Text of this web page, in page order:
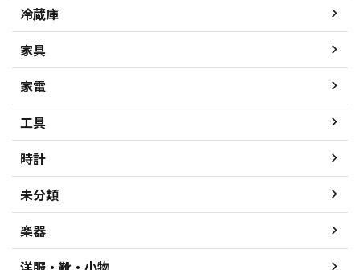
冷蔵庫
家具
家電
工具
時計
未分類
楽器